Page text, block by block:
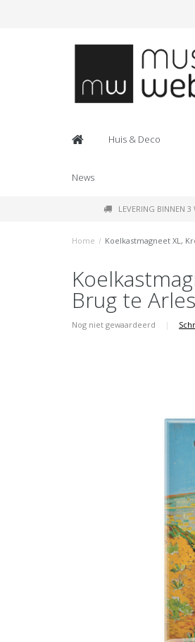
Huis & Deco
News
LEVERING BINNEN 3
Home / Koelkastmagneet XL,
Brug te Arles
Nog niet gewaardeerd |